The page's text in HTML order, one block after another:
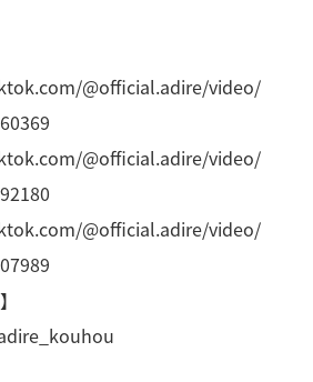
@official.adire/video/
@official.adire/video/
@official.adire/video/